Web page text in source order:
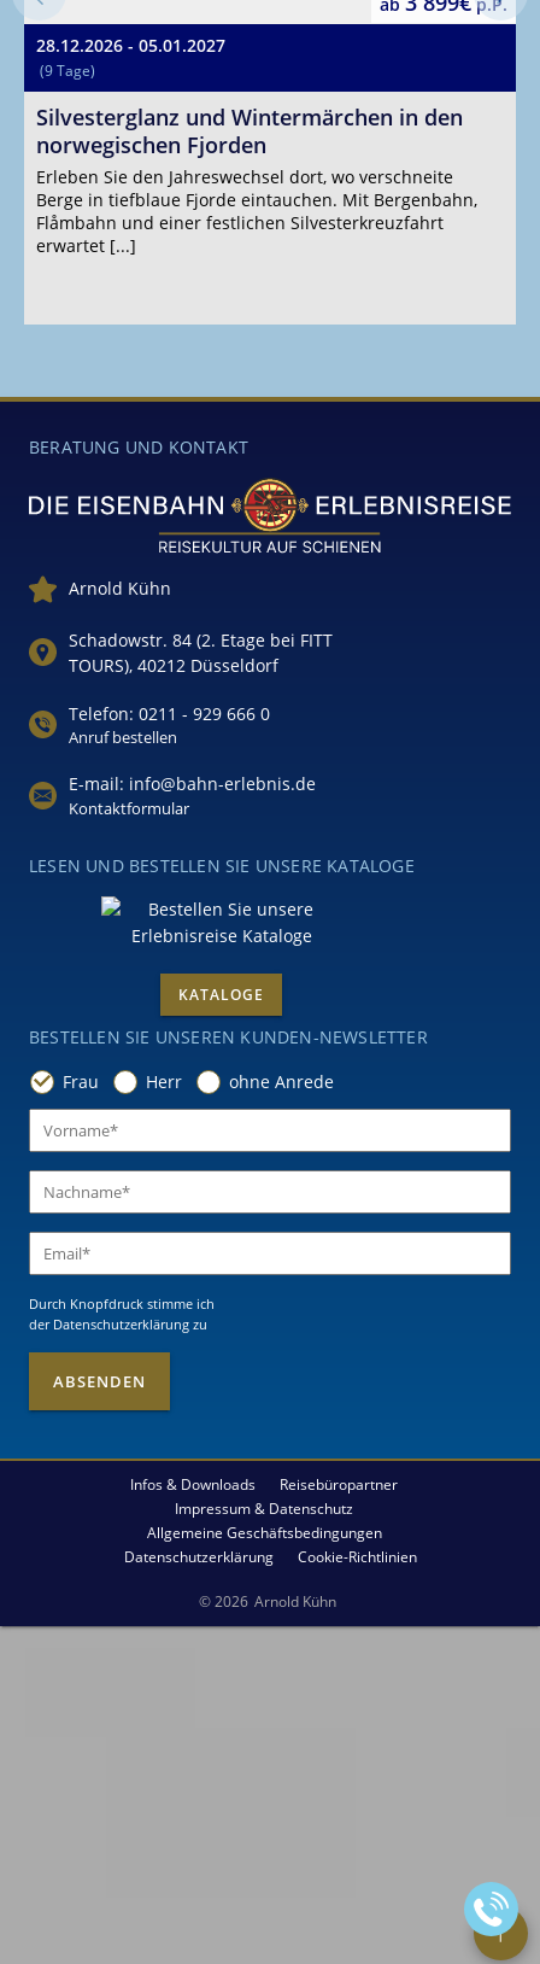
28.12.2026 - 05.01.2027
(9 Tage)
Silvesterglanz und Wintermärchen in den
norwegischen Fjorden
Erleben Sie den Jahreswechsel dort, wo verschneite
Berge in tiefblaue Fjorde eintauchen. Mit Bergenbahn,
Flåmbahn und einer festlichen Silvesterkreuzfahrt
erwartet [...]
BERATUNG UND KONTAKT
Arnold Kühn
Schadowstr. 84 (2. Etage bei FITT
TOURS), 40212 Düsseldorf
Telefon: 0211 - 929 666 0
Anruf bestellen
E-mail: info@bahn-erlebnis.de
Kontaktformular
LESEN UND BESTELLEN SIE UNSERE KATALOGE
KATALOGE
BESTELLEN SIE UNSEREN KUNDEN-NEWSLETTER
Frau
Herr ohne Anrede
Durch Knopfdruck stimme ich
der Datenschutzerklärung zu
© 2026 Arnold Kühn
Infos & Downloads
Reisebüropartner
Impressum & Datenschutz
Allgemeine Geschäftsbedingungen
Datenschutzerklärung
Cookie-Richtlinien